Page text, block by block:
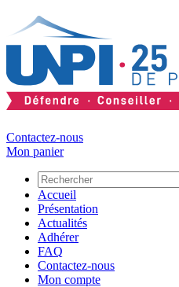
Contactez-nous
Mon panier
Accueil
Présentation
Actualités
Adhérer
FAQ
Contactez-nous
Mon compte